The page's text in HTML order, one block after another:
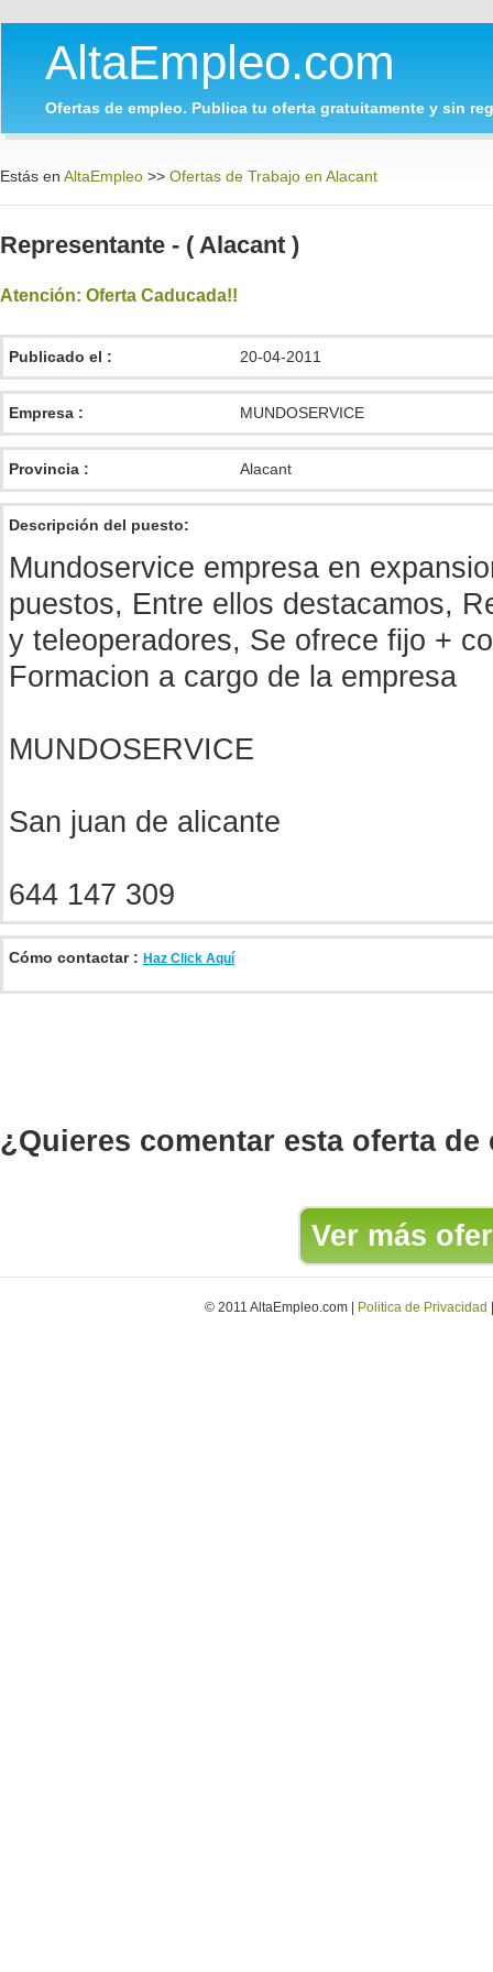
AltaEmpleo.com
Ofertas de empleo. Publica tu oferta gratuitamente y sin
Estás en AltaEmpleo >> Ofertas de Trabajo en Alacant
Representante - ( Alacant )
Atención: Oferta Caducada!!
Publicado el : 20-04-2011
Empresa : MUNDOSERVICE
Provincia : Alacant
Descripción del puesto:
Mundoservice empresa en
puestos, Entre ellos destacamos,
y teleoperadores, Se ofrece fijo +
Formacion a cargo de la empresa
MUNDOSERVICE
San juan de alicante
644 147 309
Cómo contactar : Haz Click Aquí
¿Quieres comentar esta oferta de
Ver más
© 2011 AltaEmpleo.com | Politica de Privacidad